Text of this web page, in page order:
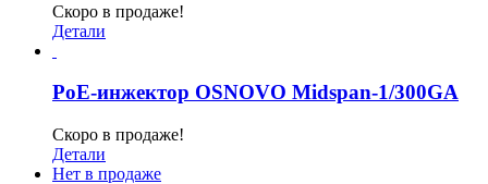
Скоро в продаже!
Детали
PoE-инжектор OSNOVO Midspan-1/300GA
Скоро в продаже!
Детали
Нет в продаже